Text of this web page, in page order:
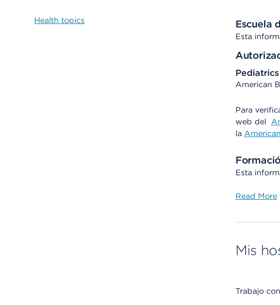
Health topics Escuela
Esta
Pediatrics
American
Para
web del
la
Esta
Read More
Mis
Trabajo